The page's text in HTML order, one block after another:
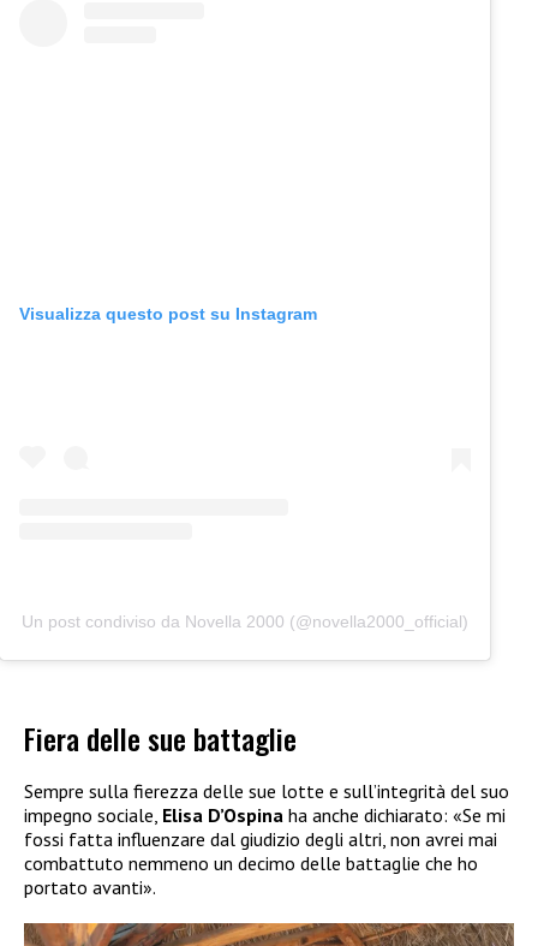
Visualizza questo post su Instagram
Un post condiviso da Novella 2000 (@novella2000_official)
Fiera delle sue battaglie
Sempre sulla fierezza delle sue lotte e sull’integrità del suo
impegno sociale, Elisa D’Ospina ha anche dichiarato: «Se mi
fossi fatta influenzare dal giudizio degli altri, non avrei mai
combattuto nemmeno un decimo delle battaglie che ho
portato avanti».